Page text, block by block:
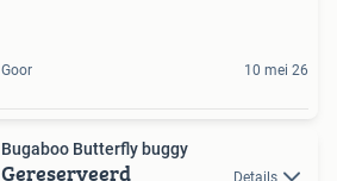
Goor 10 mei 26
Bugaboo Butterfly buggy
Gereserveerd Details